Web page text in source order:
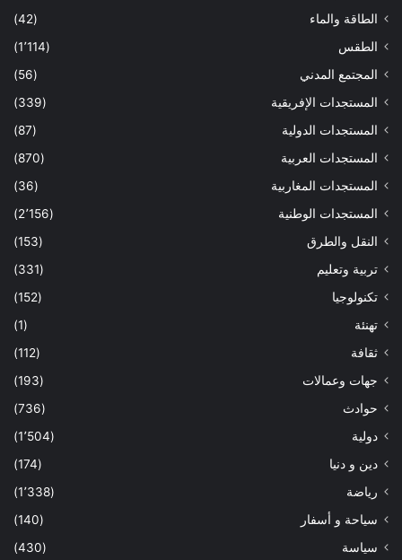
الطاقة والماء
(42)
الطقس
(1٬114)
المجتمع المدني
(56)
المستجدات الإفريقية
(339)
المستجدات الدولية
(87)
المستجدات العربية
(870)
المستجدات المغاربية
(36)
المستجدات الوطنية
(2٬156)
النقل والطرق
(153)
تربية وتعليم
(331)
تكنولوجيا
(152)
تهنئة
(1)
ثقافة
(112)
جهات وعمالات
(193)
حوادث
(736)
دولية
(1٬504)
دين و دنيا
(174)
رياضة
(1٬338)
سياحة و أسفار
(140)
سياسة
(430)